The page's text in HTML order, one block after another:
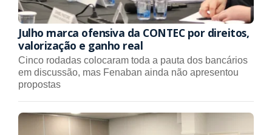
Julho marca ofensiva da CONTEC por direitos,
valorização e ganho real
Cinco rodadas colocaram toda a pauta dos bancários
em discussão, mas Fenaban ainda não apresentou
propostas